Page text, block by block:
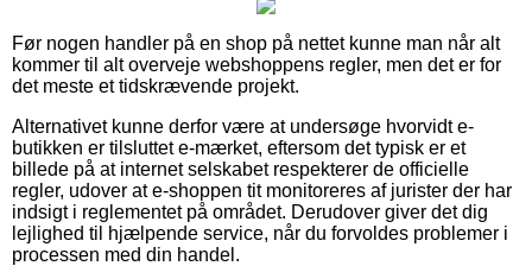
Før nogen handler på en shop på nettet kunne man når alt
kommer til alt overveje webshoppens regler, men det er for
det meste et tidskrævende projekt.
Alternativet kunne derfor være at undersøge hvorvidt e-
butikken er tilsluttet e-mærket, eftersom det typisk er et
billede på at internet selskabet respekterer de officielle
regler, udover at e-shoppen tit monitoreres af jurister der har
indsigt i reglementet på området. Derudover giver det dig
lejlighed til hjælpende service, når du forvoldes problemer i
processen med din handel.